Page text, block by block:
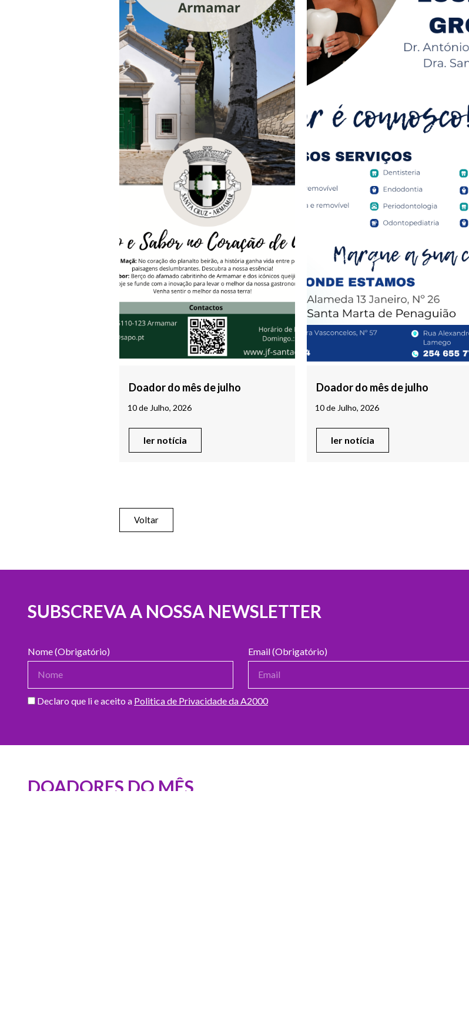
Doador do mês de julho
10 de Julho, 2026
ler notícia
Doador do mês de julho
10 de Julho, 2026
ler notícia
Voltar
SUBSCREVA A NOSSA NEWSLETTER
Nome (Obrigatório) Email (Obrigatório)
Declaro que li e aceito a Politica de Privacidade da A2000
DOADORES DO MÊS